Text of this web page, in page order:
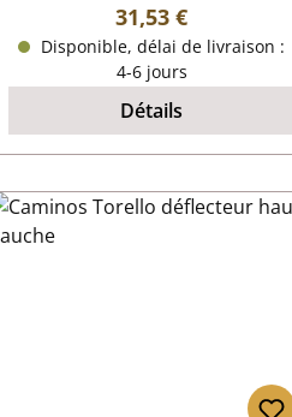
Prix régulier :
31,53 €
Disponible, délai de livraison :
4-6 jours
Détails